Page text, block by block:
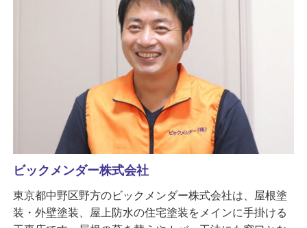
ビックメンダー株式会社
東京都中野区野方のビックメンダー株式会社は、屋根塗
装・外壁塗装、屋上防水の住宅塗装をメインに手掛ける